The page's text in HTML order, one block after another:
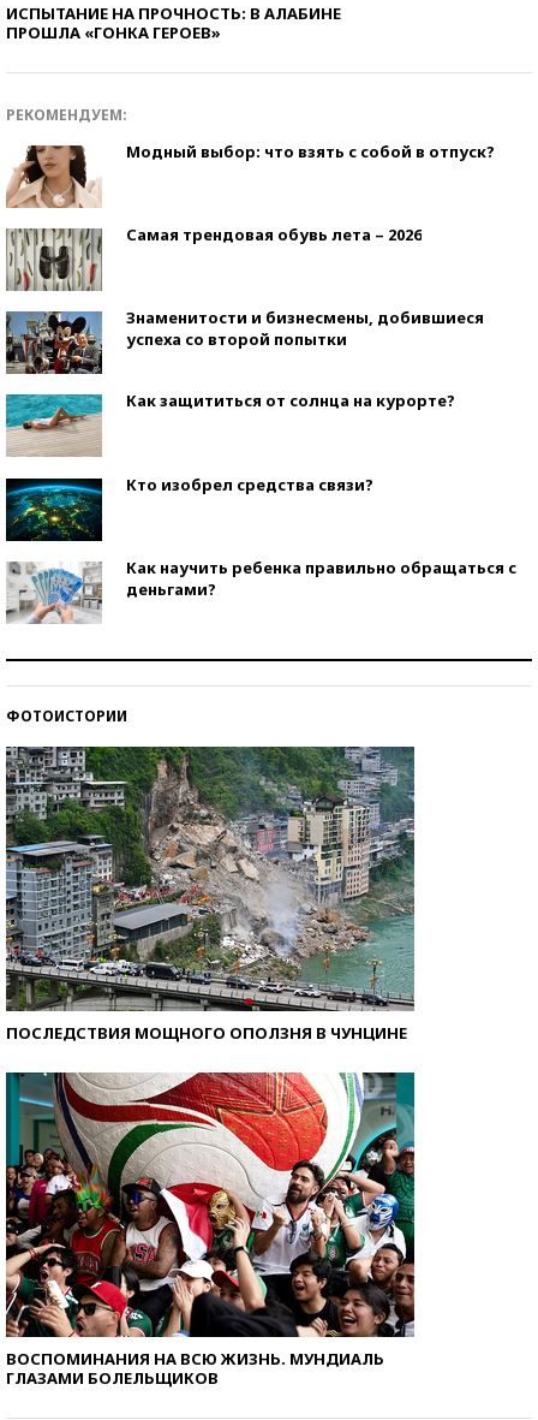
ИСПЫТАНИЕ НА ПРОЧНОСТЬ: В АЛАБИНЕ
ПРОШЛА «ГОНКА ГЕРОЕВ»
РЕКОМЕНДУЕМ:
Модный выбор: что взять с собой в отпуск?
Самая трендовая обувь лета – 2026
Знаменитости и бизнесмены, добившиеся
успеха со второй попытки
Как защититься от солнца на курорте?
Кто изобрел средства связи?
Как научить ребенка правильно обращаться с
деньгами?
ФОТОИСТОРИИ
ПОСЛЕДСТВИЯ МОЩНОГО ОПОЛЗНЯ В ЧУНЦИНЕ
ВОСПОМИНАНИЯ НА ВСЮ ЖИЗНЬ. МУНДИАЛЬ
ГЛАЗАМИ БОЛЕЛЬЩИКОВ